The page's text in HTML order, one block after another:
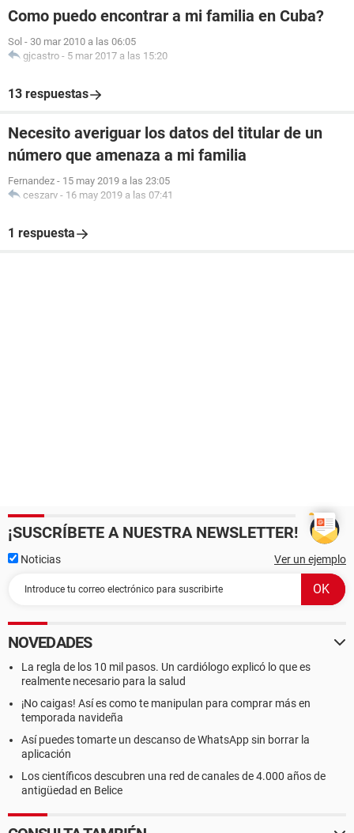
Como puedo encontrar a mi familia en Cuba?
Sol - 30 mar 2010 a las 06:05
gjcastro - 5 mar 2017 a las 15:20
13 respuestas
Necesito averiguar los datos del titular de un
número que amenaza a mi familia
Fernandez - 15 may 2019 a las 23:05
ceszarv - 16 may 2019 a las 07:41
1 respuesta
¡SUSCRÍBETE A NUESTRA NEWSLETTER!
Noticias Ver un ejemplo
NOVEDADES
La regla de los 10 mil pasos. Un cardiólogo explicó lo que es
realmente necesario para la salud
¡No caigas! Así es como te manipulan para comprar más en
temporada navideña
Así puedes tomarte un descanso de WhatsApp sin borrar la
aplicación
Los científicos descubren una red de canales de 4.000 años de
antigüedad en Belice